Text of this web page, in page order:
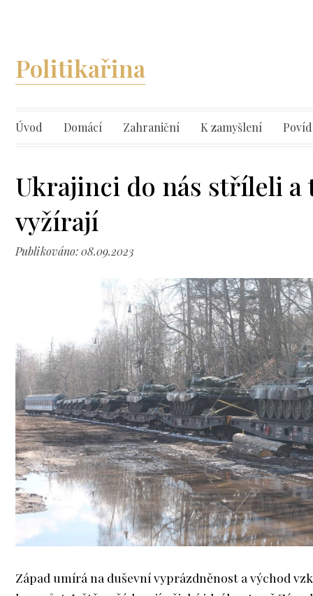
Politikařina
Úvod Domácí Zahraniční K zamyšlení
Ukrajinci do nás stříleli a
vyžírají
Publikováno: 08.09.2023
Západ umírá na duševní vyprázdněnost a východ